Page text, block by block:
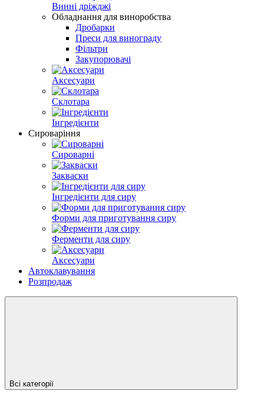
Винні дріжджі
Обладнання для виноробства
Дробарки
Преси для винограду
Фільтри
Закупорювачі
Аксесуари
Склотара
Інгредієнти
Сироваріння
Сироварні
Закваски
Інгредієнти для сиру
Форми для приготування сиру
Ферменти для сиру
Аксесуари
Автоклавування
Розпродаж
Всі категорії